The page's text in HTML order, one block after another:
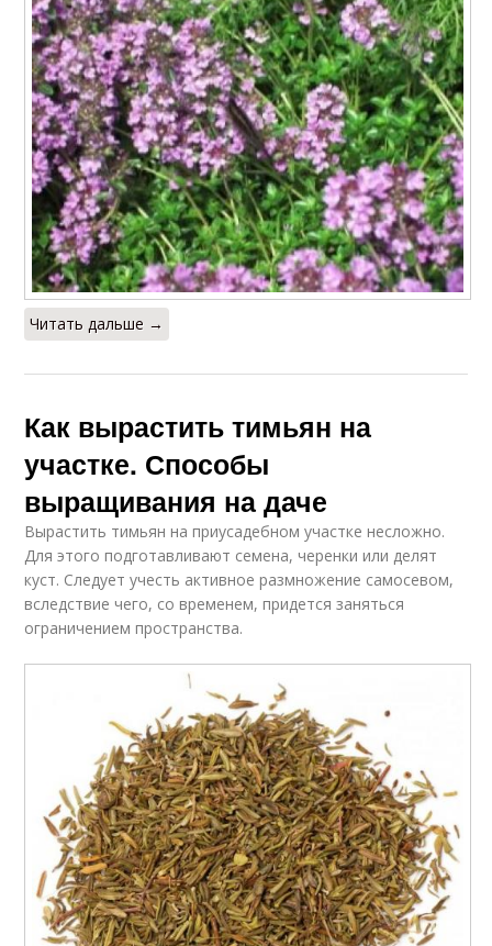
Читать дальше →
Как вырастить тимьян на
участке. Способы
выращивания на даче
Вырастить тимьян на приусадебном участке несложно.
Для этого подготавливают семена, черенки или делят
куст. Следует учесть активное размножение самосевом,
вследствие чего, со временем, придется заняться
ограничением пространства.